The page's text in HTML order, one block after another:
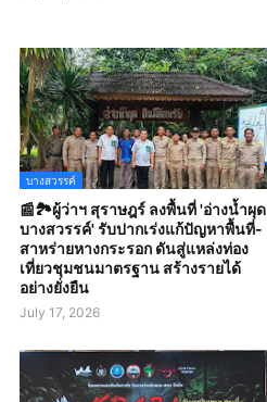
บางสวรรค์
📰🏞️ผู้ว่าฯ สุราษฎร์ ลงพื้นที่ 'อ่างน้ำผุด
บางสวรรค์' รับปากเร่งแก้ปัญหาพื้นที่-
สาหร่ายหางกระรอก ดันสู่แหล่งท่อง
เที่ยวชุมชนมาตรฐาน สร้างรายได้
อย่างยั่งยืน
July 17, 2026